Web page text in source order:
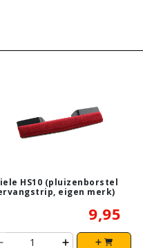
HS10 (pluizenborstel
eigen merk)
9,95